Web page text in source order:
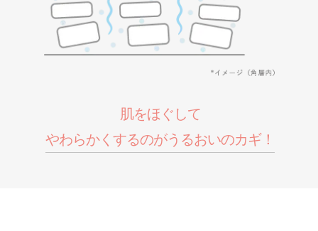
肌をほぐして
やわらかくするのがうるおいのカギ！